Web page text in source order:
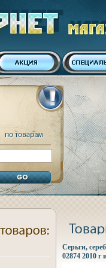
Серьги,
02874 2010 г